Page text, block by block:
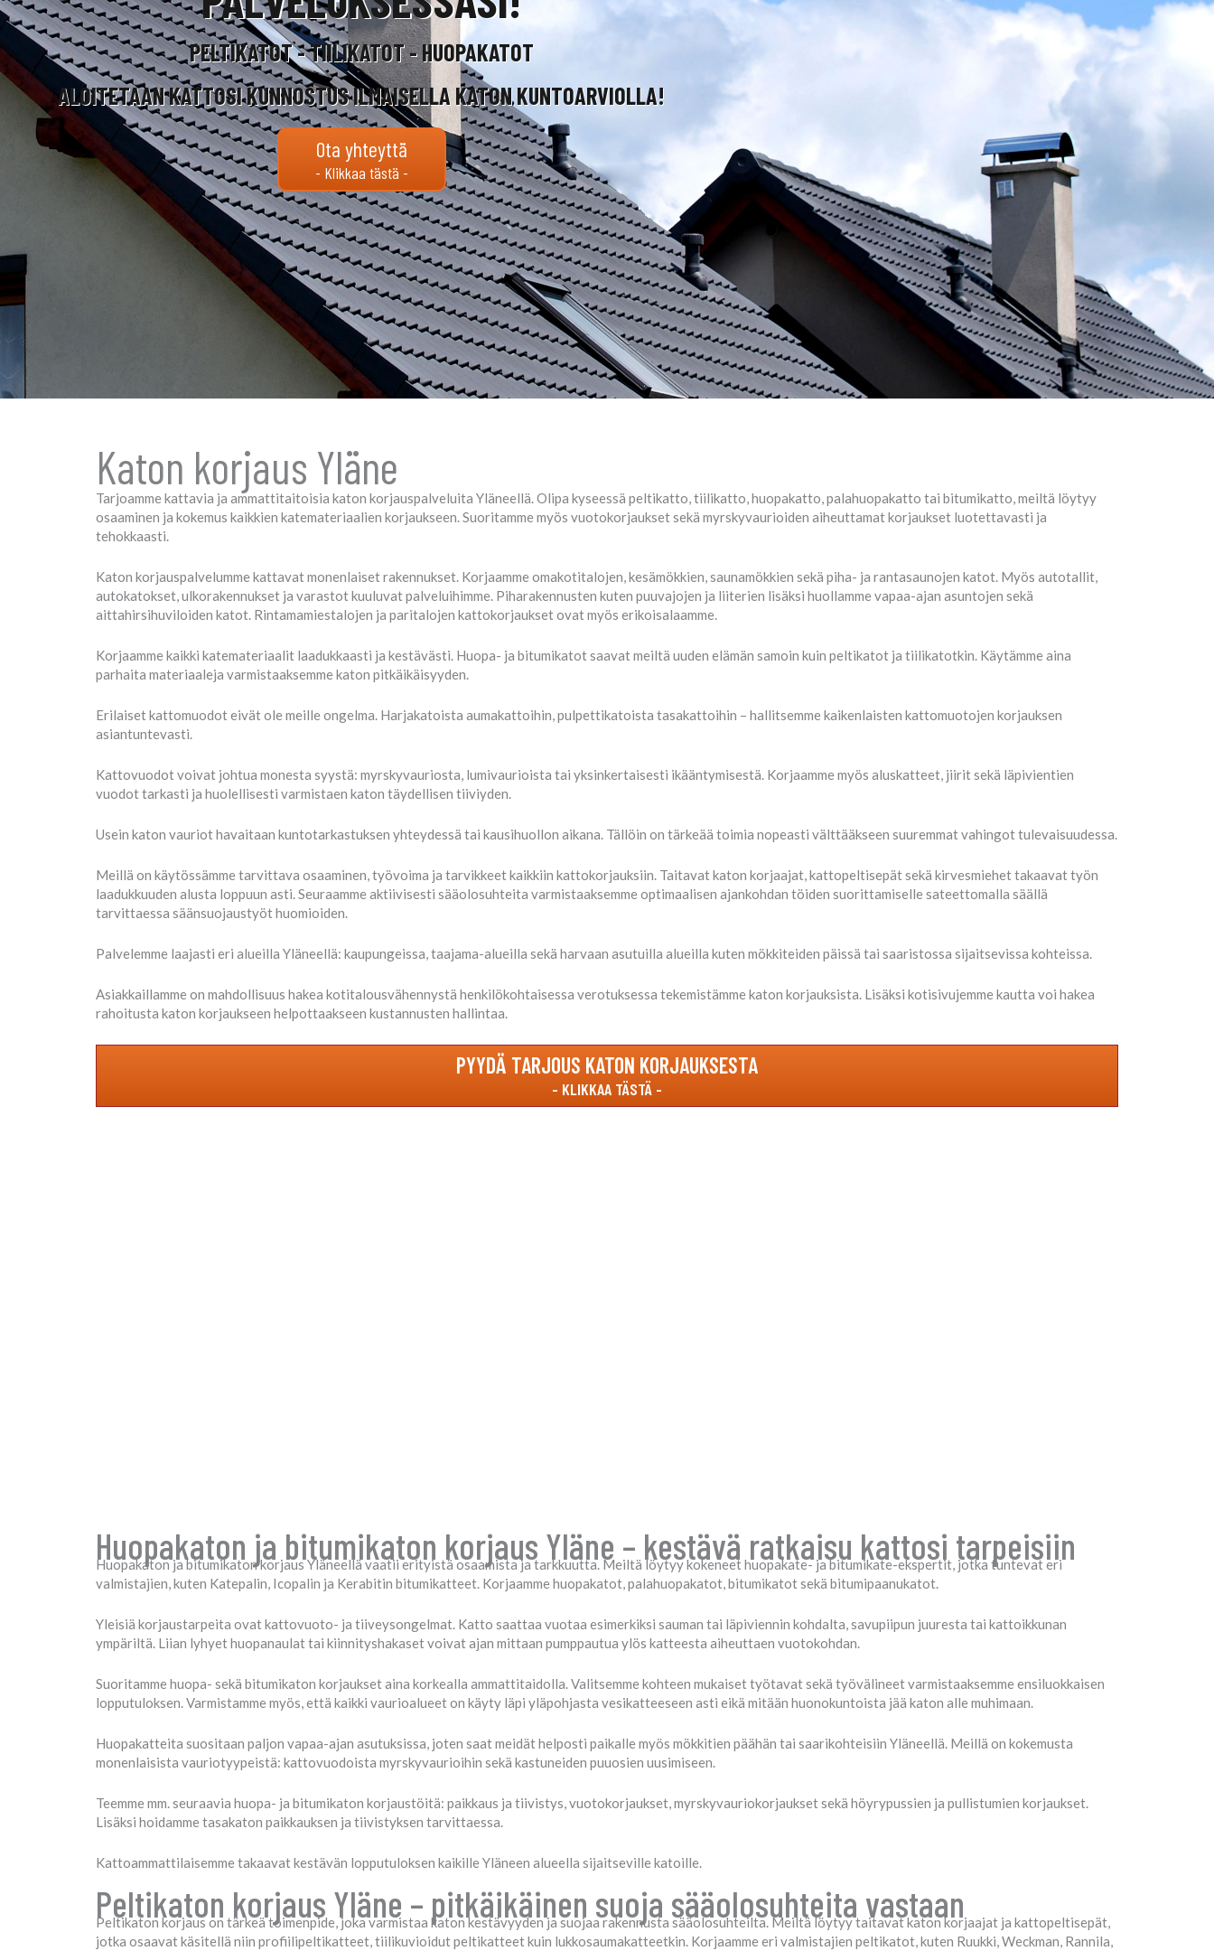
PELTIKATOT - TIILIKATOT - HUOPAKATOT
ALOITETAAN KATTOSI KUNNOSTUS ILMAISELLA KATON KUNTOARVIOLLA!
Ota yhteyttä
Katon korjaus Yläne
Tarjoamme kattavia ja ammattitaitoisia katon korjauspalveluita Yläneellä. Olipa kyseessä peltikatto, tiilikatto, huopakatto, palahuopakatto tai bitumikatto, meiltä löytyy
osaaminen ja kokemus kaikkien katemateriaalien korjaukseen. Suoritamme myös vuotokorjaukset sekä myrskyvaurioiden aiheuttamat korjaukset luotettavasti ja
tehokkaasti.
Katon korjauspalvelumme kattavat monenlaiset rakennukset. Korjaamme omakotitalojen, kesämökkien, saunamökkien sekä piha- ja rantasaunojen katot. Myös autotallit,
autokatokset, ulkorakennukset ja varastot kuuluvat palveluihimme. Piharakennusten kuten puuvajojen ja liiterien lisäksi huollamme vapaa-ajan asuntojen sekä
aittahirsihuviloiden katot. Rintamamiestalojen ja paritalojen kattokorjaukset ovat myös erikoisalaamme.
Korjaamme kaikki katemateriaalit laadukkaasti ja kestävästi. Huopa- ja bitumikatot saavat meiltä uuden elämän samoin kuin peltikatot ja tiilikatotkin. Käytämme aina
parhaita materiaaleja varmistaaksemme katon pitkäikäisyyden.
Erilaiset kattomuodot eivät ole meille ongelma. Harjakatoista aumakattoihin, pulpettikatoista tasakattoihin – hallitsemme kaikenlaisten kattomuotojen korjauksen
asiantuntevasti.
Kattovuodot voivat johtua monesta syystä: myrskyvauriosta, lumivaurioista tai yksinkertaisesti ikääntymisestä. Korjaamme myös aluskatteet, jiirit sekä läpivientien
vuodot tarkasti ja huolellisesti varmistaen katon täydellisen tiiviyden.
Usein katon vauriot havaitaan kuntotarkastuksen yhteydessä tai kausihuollon aikana. Tällöin on tärkeää toimia nopeasti välttääkseen suuremmat vahingot tulevaisuudessa.
Meillä on käytössämme tarvittava osaaminen, työvoima ja tarvikkeet kaikkiin kattokorjauksiin. Taitavat katon korjaajat, kattopeltisepät sekä kirvesmiehet takaavat työn
laadukkuuden alusta loppuun asti. Seuraamme aktiivisesti sääolosuhteita varmistaaksemme optimaalisen ajankohdan töiden suorittamiselle sateettomalla säällä
tarvittaessa säänsuojaustyöt huomioiden.
Palvelemme laajasti eri alueilla Yläneellä: kaupungeissa, taajama-alueilla sekä harvaan asutuilla alueilla kuten mökkiteiden päissä tai saaristossa sijaitsevissa kohteissa.
Asiakkaillamme on mahdollisuus hakea kotitalousvähennystä henkilökohtaisessa verotuksessa tekemistämme katon korjauksista. Lisäksi kotisivujemme kautta voi hakea
rahoitusta katon korjaukseen helpottaakseen kustannusten hallintaa.
PYYDÄ TARJOUS KATON KORJAUKSESTA
Huopakaton ja bitumikaton korjaus Yläne – kestävä ratkaisu kattosi tarpeisiin
Huopakaton ja bitumikaton korjaus Yläneellä vaatii erityistä osaamista ja tarkkuutta. Meiltä löytyy kokeneet huopakate- ja bitumikate-ekspertit, jotka tuntevat eri
valmistajien, kuten Katepalin, Icopalin ja Kerabitin bitumikatteet. Korjaamme huopakatot, palahuopakatot, bitumikatot sekä bitumipaanukatot.
Yleisiä korjaustarpeita ovat kattovuoto- ja tiiveysongelmat. Katto saattaa vuotaa esimerkiksi sauman tai läpiviennin kohdalta, savupiipun juuresta tai kattoikkunan
ympäriltä. Liian lyhyet huopanaulat tai kiinnityshakaset voivat ajan mittaan pumppautua ylös katteesta aiheuttaen vuotokohdan.
Suoritamme huopa- sekä bitumikaton korjaukset aina korkealla ammattitaidolla. Valitsemme kohteen mukaiset työtavat sekä työvälineet varmistaaksemme ensiluokkaisen
lopputuloksen. Varmistamme myös, että kaikki vaurioalueet on käyty läpi yläpohjasta vesikatteeseen asti eikä mitään huonokuntoista jää katon alle muhimaan.
Huopakatteita suositaan paljon vapaa-ajan asutuksissa, joten saat meidät helposti paikalle myös mökkitien päähän tai saarikohteisiin Yläneellä. Meillä on kokemusta
monenlaisista vauriotyypeistä: kattovuodoista myrskyvaurioihin sekä kastuneiden puuosien uusimiseen.
Teemme mm. seuraavia huopa- ja bitumikaton korjaustöitä: paikkaus ja tiivistys, vuotokorjaukset, myrskyvauriokorjaukset sekä höyrypussien ja pullistumien korjaukset.
Lisäksi hoidamme tasakaton paikkauksen ja tiivistyksen tarvittaessa.
Kattoammattilaisemme takaavat kestävän lopputuloksen kaikille Yläneen alueella sijaitseville katoille.
Peltikaton korjaus Yläne – pitkäikäinen suoja sääolosuhteita vastaan
Peltikaton korjaus on tärkeä toimenpide, joka varmistaa katon kestävyyden ja suojaa rakennusta sääolosuhteilta. Meiltä löytyy taitavat katon korjaajat ja kattopeltisepät,
jotka osaavat käsitellä niin profiilipeltikatteet, tiilikuvioidut peltikatteet kuin lukkosaumakatteetkin. Korjaamme eri valmistajien peltikatot, kuten Ruukki, Weckman, Rannila,